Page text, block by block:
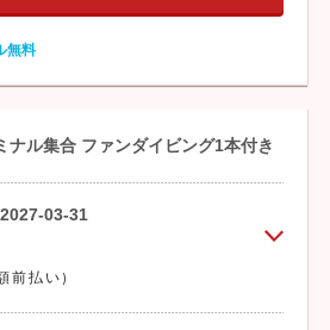
無料
ナル集合 ファンダイビング1本付き
03-31
前払い)